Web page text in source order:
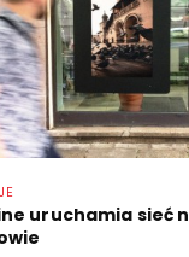
uruchamia sieć